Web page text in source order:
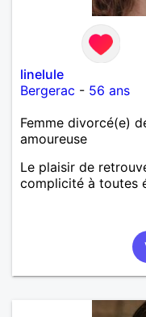
linelule
Bergerac - 56 ans
Femme divorcé(e)
amoureuse
Le plaisir de
complicité à toutes